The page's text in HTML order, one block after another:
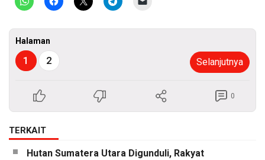
Halaman
1 2 Selanjutnya
0
TERKAIT
Hutan Sumatera Utara Digunduli, Rakyat